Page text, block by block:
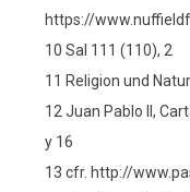
https://
10 Sal 111 (110), 2
11 Religion und
12 Juan Pablo II,
y 16
13 cfr. http://